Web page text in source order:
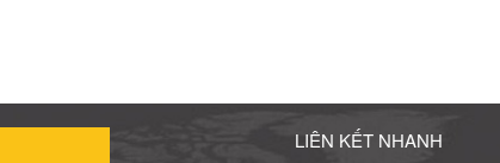
LIÊN KẾT NHANH